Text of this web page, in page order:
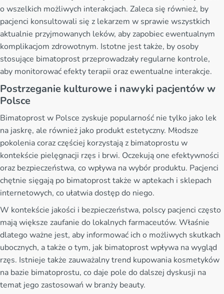
o wszelkich możliwych interakcjach. Zaleca się również, by
pacjenci konsultowali się z lekarzem w sprawie wszystkich
aktualnie przyjmowanych leków, aby zapobiec ewentualnym
komplikacjom zdrowotnym. Istotne jest także, by osoby
stosujące bimatoprost przeprowadzały regularne kontrole,
aby monitorować efekty terapii oraz ewentualne interakcje.
Postrzeganie kulturowe i nawyki pacjentów w
Polsce
Bimatoprost w Polsce zyskuje popularność nie tylko jako lek
na jaskrę, ale również jako produkt estetyczny. Młodsze
pokolenia coraz częściej korzystają z bimatoprostu w
kontekście pielęgnacji rzęs i brwi. Oczekują one efektywności
oraz bezpieczeństwa, co wpływa na wybór produktu. Pacjenci
chętnie sięgają po bimatoprost także w aptekach i sklepach
internetowych, co ułatwia dostęp do niego.
W kontekście jakości i bezpieczeństwa, polscy pacjenci często
mają większe zaufanie do lokalnych farmaceutów. Właśnie
dlatego ważne jest, aby informować ich o możliwych skutkach
ubocznych, a także o tym, jak bimatoprost wpływa na wygląd
rzęs. Istnieje także zauważalny trend kupowania kosmetyków
na bazie bimatoprostu, co daje pole do dalszej dyskusji na
temat jego zastosowań w branży beauty.